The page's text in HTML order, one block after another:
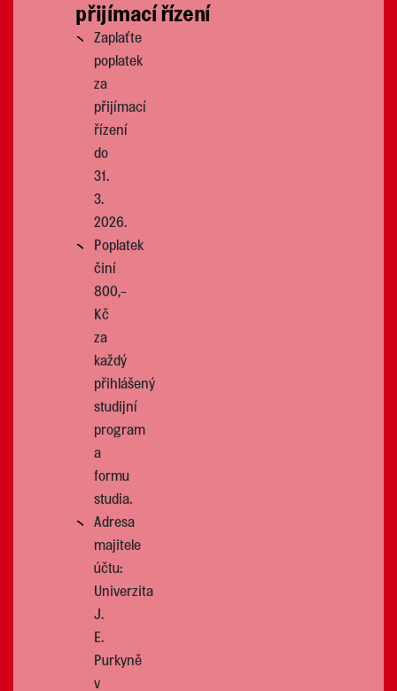
přijímací řízení
Zaplaťte
poplatek
za
přijímací
řízení
do
31.
3.
2026.
Poplatek
činí
800,-
Kč
za
každý
přihlášený
studijní
program
a
formu
studia.
Adresa
majitele
účtu:
Univerzita
J.
E.
Purkyně
v